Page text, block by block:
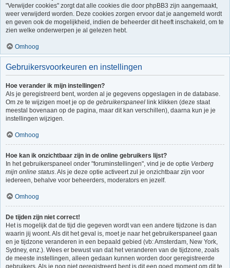
"Verwijder cookies" zorgt dat alle cookies die door phpBB3 zijn aangemaakt,
weer verwijderd worden. Deze cookies zorgen ervoor dat je aangemeld wordt
en geven ook de mogelijkheid, indien de beheerder dit heeft inschakeld, om te
zien welke onderwerpen je al gelezen hebt.
Omhoog
Gebruikersvoorkeuren en instellingen
Hoe verander ik mijn instellingen?
Als je geregistreerd bent, worden al je gegevens opgeslagen in de database.
Om ze te wijzigen moet je op de gebruikerspaneel link klikken (deze staat
meestal bovenaan op de pagina, maar dit kan verschillen), daarna kun je je
instellingen wijzigen.
Omhoog
Hoe kan ik onzichtbaar zijn in de online gebruikers lijst?
In het gebruikerspaneel onder "foruminstellingen", vind je de optie Verberg
mijn online status. Als je deze optie activeert zul je onzichtbaar zijn voor
iedereen, behalve voor beheerders, moderators en jezelf.
Omhoog
De tijden zijn niet correct!
Het is mogelijk dat de tijd die gegeven wordt van een andere tijdzone is dan
waarin jij woont. Als dit het geval is, moet je naar het gebruikerspaneel gaan
en je tijdzone veranderen in een bepaald gebied (vb: Amsterdam, New York,
Sydney, enz.). Wees er bewust van dat het veranderen van de tijdzone, zoals
de meeste instellingen, alleen gedaan kunnen worden door geregistreerde
gebruikers. Als je nog niet geregistreerd bent is dit een goed moment om dit te